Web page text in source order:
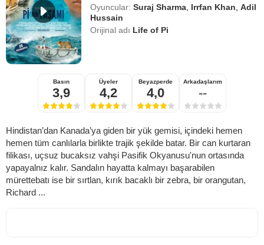
Oyuncular: Suraj Sharma Irrfan Khan ,Adil
Hussain
Orijinal adı Life of Pi
Basın
3,9
Üyeler
4,2
Beyazperde
4,0
Arkadaşlarım
--
Hindistan’dan Kanada’ya giden bir yük gemisi, içindeki hemen
hemen tüm canlılarla birlikte trajik şekilde batar. Bir can kurtaran
filikası, uçsuz bucaksız vahşi Pasifik Okyanusu'nun ortasında
yapayalnız kalır. Sandalın hayatta kalmayı başarabilen
mürettebatı ise bir sırtlan, kırık bacaklı bir zebra, bir orangutan,
Richard ...